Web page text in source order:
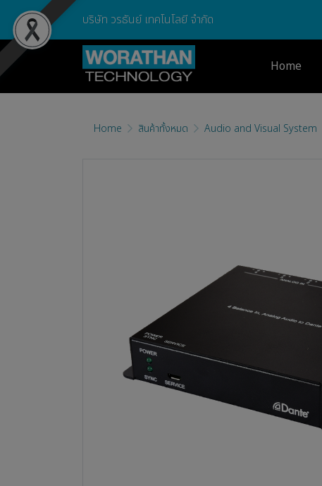
บริษัท วรธันย์ เทคโนโลยี จำกัด
Home
Home สินค้าทั้งหมด Audio and Visual System